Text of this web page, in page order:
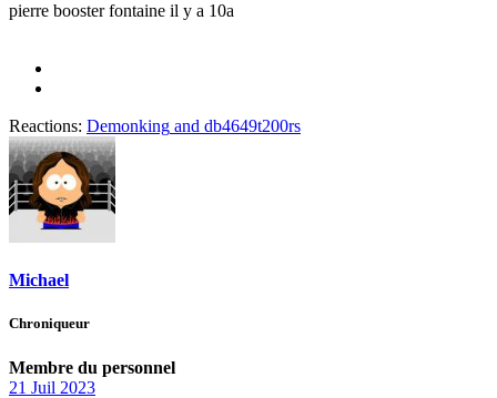
pierre booster fontaine il y a 10a
Reactions: Demonking and db4649t200rs
Michael
Chroniqueur
Membre du personnel
21 Juil 2023